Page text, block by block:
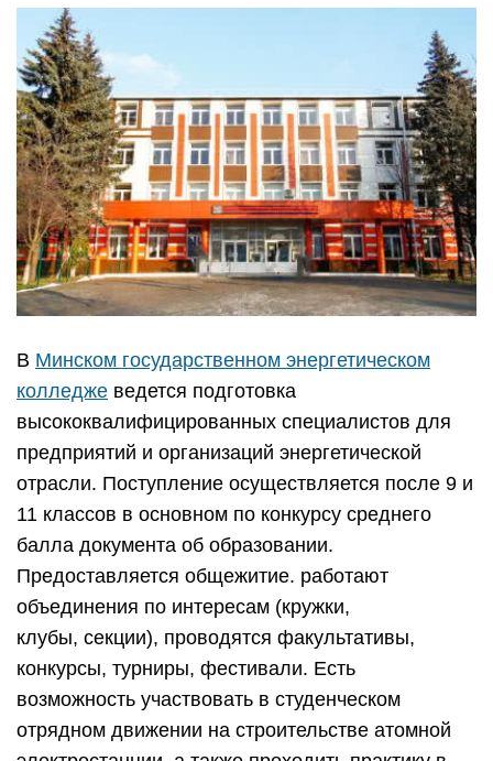
В Минском государственном энергетическом
колледже ведется подготовка
высококвалифицированных специалистов для
предприятий и организаций энергетической
отрасли. Поступление осуществляется после 9 и
11 классов в основном по конкурсу среднего
балла документа об образовании.
Предоставляется общежитие. работают
объединения по интересам (кружки,
клубы, секции), проводятся факультативы,
конкурсы, турниры, фестивали. Есть
возможность участвовать в студенческом
отрядном движении на строительстве атомной